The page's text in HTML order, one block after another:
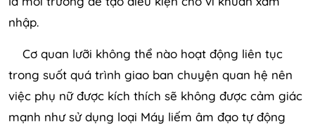
nhập.
Cơ quan lưỡi không thể nào hoạt động liên tục
trong suốt quá trình giao ban chuyện quan hệ nên
việc phụ nữ được kích thích sẽ không được cảm giác
mạnh như sử dụng loại Máy liếm âm đạo tự động